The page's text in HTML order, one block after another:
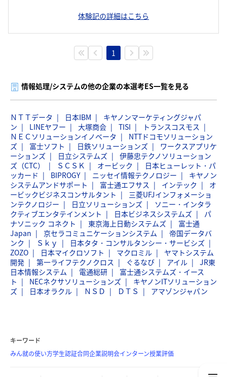
体験記の詳細はこちら
1
情報処理/システムの他の企業の本選考ES一覧を見る
ＮＴＴデータ 日本IBM
キヤノンマーケティングジャパ
ン
LINEヤフー 大塚商会 TISI
トランスコスモス
ＮＥＣソリューションイノベータ
NTTドコモソリューション
ズ
富士ソフト 日鉄ソリューションズ
ワークスアプリケ
ーションズ
日立システムズ
伊藤忠テクノソリューション
ズ（CTC）
ＳＣＳＫ オービック
日本ヒューレット・パ
ッカード
BIPROGY ニッセイ情報テクノロジー
キヤノン
システムアンドサポート
富士通エフサス インテック
オ
ービックビジネスコンサルタント
三菱UFJインフォメーショ
ンテクノロジー
日立ソリューションズ
ソニー・インタラ
クティブエンタテインメント
日本ビジネスシステムズ
パ
ナソニック コネクト
東京海上日動システムズ
富士通
Japan
京セラコミュニケーションシステム
帝国データバ
ンク
Ｓｋｙ
日本タタ・コンサルタンシー・サービシズ
ZOZO
日本マイクロソフト マクロミル
ヤマトシステム
開発
第一ライフテクノクロス ぐるなび アイル
JR東
日本情報システム
電通総研
富士通システムズ・イース
ト
NECネクサソリューションズ
キヤノンITソリューション
ズ
日本オラクル ＮＳＤ ＤＴＳ アマゾンジャパン
キーワード
みん就の使い方学生認証合同企業説明会インターン授業評価